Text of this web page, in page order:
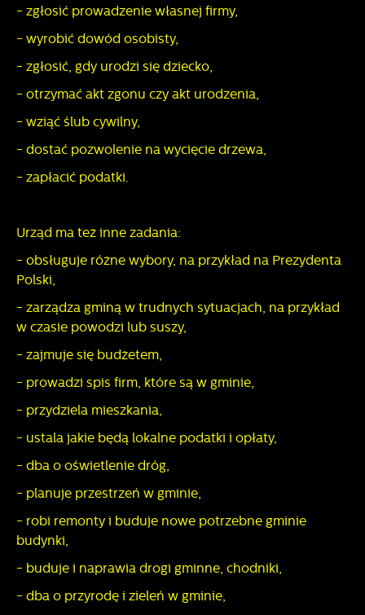
- zgłosić prowadzenie własnej firmy,
- wyrobić dowód osobisty,
- zgłosić, gdy urodzi się dziecko,
- otrzymać akt zgonu czy akt urodzenia,
- wziąć ślub cywilny,
- dostać pozwolenie na wycięcie drzewa,
- zapłacić podatki.
Urząd ma też inne zadania:
- obsługuje różne wybory, na przykład na Prezydenta
Polski,
- zarządza gminą w trudnych sytuacjach, na przykład
w czasie powodzi lub suszy,
- zajmuje się budżetem,
- prowadzi spis firm, które są w gminie,
- przydziela mieszkania,
- ustala jakie będą lokalne podatki i opłaty,
- dba o oświetlenie dróg,
- planuje przestrzeń w gminie,
- robi remonty i buduje nowe potrzebne gminie
budynki,
- buduje i naprawia drogi gminne, chodniki,
- dba o przyrodę i zieleń w gminie,